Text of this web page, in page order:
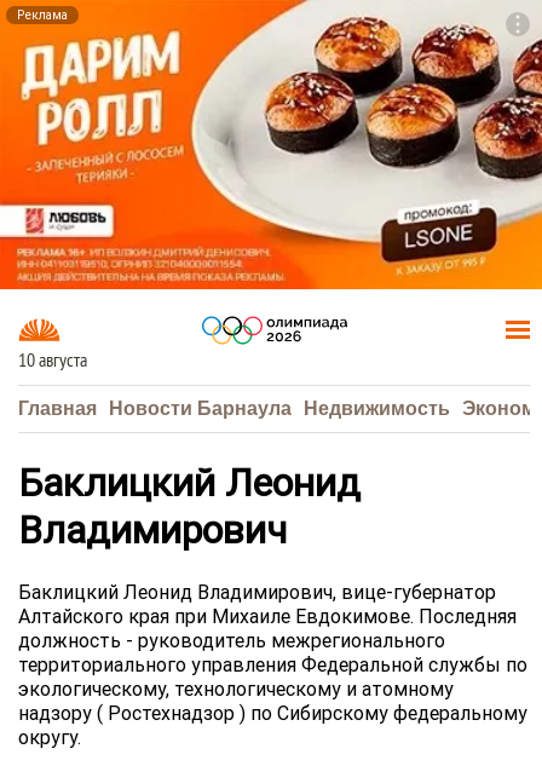
Реклама
10 августа
Главная Новости Барнаула Недвижимость
Баклицкий Леонид
Владимирович
Баклицкий Леонид Владимирович, вице-губернатор
Алтайского края при Михаиле Евдокимове. Последняя
должность - руководитель межрегионального
территориального управления Федеральной службы по
экологическому, технологическому и атомному
надзору ( Ростехнадзор ) по Сибирскому федеральному
округу.